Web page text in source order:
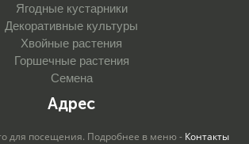
Ягодные кустарники
Декоративные культуры
Хвойные растения
Горшечные растения
Семена
Адрес
для посещения. Подробнее в меню - Контакты